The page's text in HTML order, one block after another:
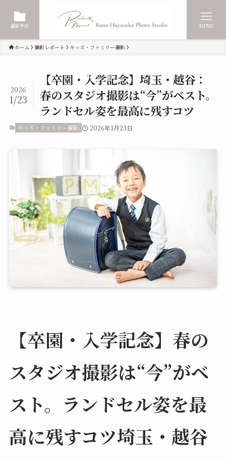
撮影予約 MENU
ホーム 撮影レポート キッズ・ファミリー撮影
【卒園・入学記念】埼玉・越谷：
春のスタジオ撮影は“今”がベスト。
ランドセル姿を最高に残すコツ
2026
1/23
キッズ・ファミリー撮影 2026年1月23日
【卒園・入学記念】春の
スタジオ撮影は“今”がベ
スト。ランドセル姿を最
高に残すコツ埼玉・越谷